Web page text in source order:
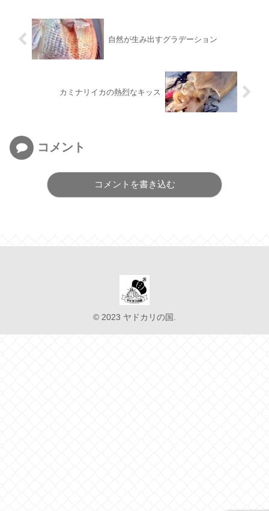
自然が生み出すグラデーション
カミナリイカの熱烈なキッス
コメント
コメントを書き込む
© 2023 ヤドカリの国.